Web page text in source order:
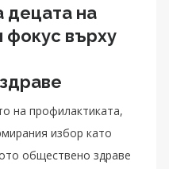
децата на
фокус върху
на профилактиката,
избор като
обществено здраве